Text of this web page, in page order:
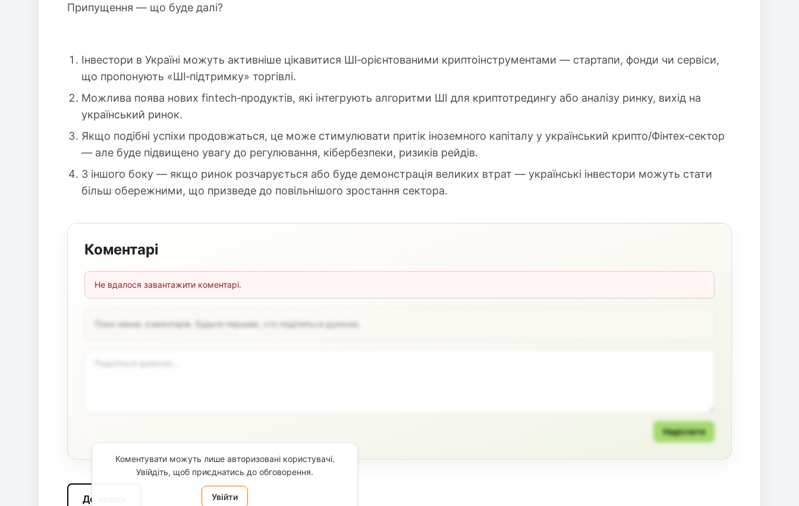
Припущення — що буде далі?
Інвестори в Україні можуть активніше цікавитися ШІ‑орієнтованими криптоінструментами — стартапи, фонди чи сервіси,
що пропонують «ШІ‑підтримку» торгівлі.
Можлива поява нових fintech‑продуктів, які інтегрують алгоритми ШІ для криптотредингу або аналізу ринку, вихід на
український ринок.
Якщо подібні успіхи продовжаться, це може стимулювати притік іноземного капіталу у український крипто/Фінтех‑сектор
— але буде підвищено увагу до регулювання, кібербезпеки, ризиків рейдів.
З іншого боку — якщо ринок розчарується або буде демонстрація великих втрат — українські інвестори можуть стати
більш обережними, що призведе до повільнішого зростання сектора.
Коментарі
Не вдалося завантажити коментарі.
Поки немає коментарів. Будьте першим, хто поділиться думкою.
Надіслати
Коментувати можуть лише авторизовані користувачі.
Увійдіть, щоб приєднатись до обговорення.
Увійти
До новин